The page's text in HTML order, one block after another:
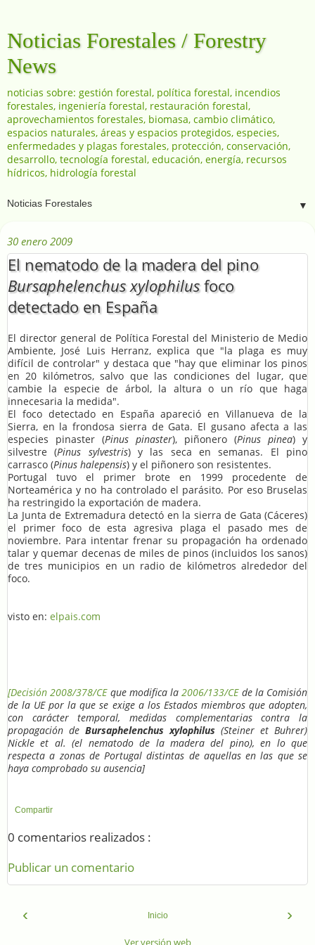
Noticias Forestales / Forestry
News
noticias sobre: gestión forestal, política forestal, incendios
forestales, ingeniería forestal, restauración forestal,
aprovechamientos forestales, biomasa, cambio climático,
espacios naturales, áreas y espacios protegidos, especies,
enfermedades y plagas forestales, protección, conservación,
desarrollo, tecnología forestal, educación, energía, recursos
hídricos, hidrología forestal
▼
30 enero 2009
El nematodo de la madera del pino
Bursaphelenchus xylophilusfoco
detectado en España
El director general de Política Forestal del Ministerio de Medio
Ambiente, José Luis Herranz, explica que "la plaga es muy
difícil de controlar" y destaca que "hay que eliminar los pinos
en 20 kilómetros, salvo que las condiciones del lugar, que
cambie la especie de árbol, la altura o un río que haga
innecesaria la medida".
El foco detectado en España apareció en Villanueva de la
Sierra, en la frondosa sierra de Gata. El gusano afecta a las
especies pinaster (Pinus pinaster), piñonero (Pinus pinea) y
silvestre (Pinus sylvestris) y las seca en semanas. El pino
carrasco (Pinus halepensis) y el piñonero son resistentes.
Portugal tuvo el primer brote en 1999 procedente de
Norteamérica y no ha controlado el parásito. Por eso Bruselas
ha restringido la exportación de madera.
La Junta de Extremadura detectó en la sierra de Gata (Cáceres)
el primer foco de esta agresiva plaga el pasado mes de
noviembre. Para intentar frenar su propagación ha ordenado
talar y quemar decenas de miles de pinos (incluidos los sanos)
de tres municipios en un radio de kilómetros alrededor del
foco.
visto en: elpais.com
[Decisión 2008/378/CE que modifica la2006/133/CEde la Comisión
de la UE por la que se exige a los Estados miembros que adopten,
con carácter temporal, medidas complementarias contra la
propagación de Bursaphelenchus xylophilus (Steiner et Buhrer)
Nickle et al. (el nematodo de la madera del pino), en lo que
respecta a zonas de Portugal distintas de aquellas en las que se
haya comprobado su ausencia]
Compartir
0 comentarios realizados :
Publicar un comentario
‹ ›
Inicio
Ver versión web